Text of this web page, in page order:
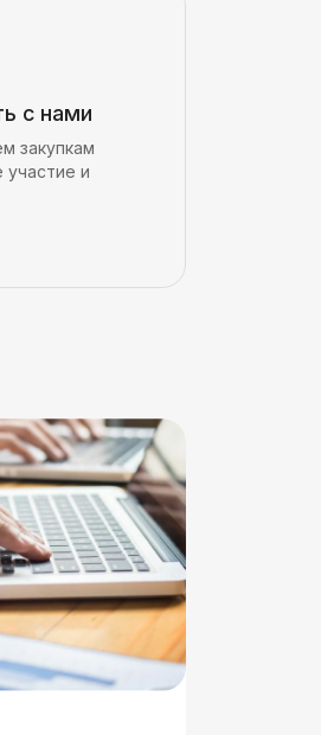
с нами
закупкам
участие и